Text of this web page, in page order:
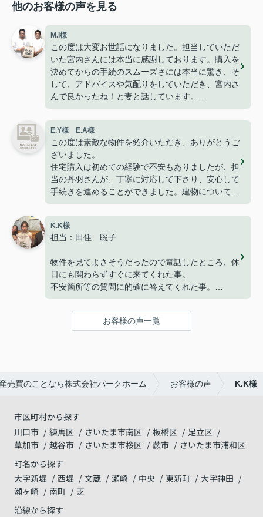
他のお客様の声を見る
M.I様
この度は大変お世話になりました。担当していただ
いた宮内さんには本当に感謝しております。購入を
決めてからの手続のスムーズさには本当に驚き、そ
して、アドバイスや気配りをしていただき、宮内さ
んで良かったね！と妻と話しています。
今は無事に引越しも終わり、快適に過ごせて楽しく
暮らせております。
こうして、なにもトラブルや問題も無くここまで家
探しが出来た事はパークホームさんのおかげだと思
っております。
ありがとうございました。
E.Y様 E.A様
この度は素敵な物件を紹介いただき、ありがとうご
ざいました。
住宅購入は初めての経験で不安もありましたが、担
当の丹羽さんが、丁寧に対応して下さり、安心して
手続きを進めることができました。建物についても
満足しており、家族で新しい生活を始めることを楽
しみにしています。
改めて、ありがとうございました。
K.K様
担当：田住 聡子
物件を見てよさそうだったので電話したところ、休
日にも関わらずすぐに来てくれた事。
不安箇所等の質問に的確に答えてくれた事。
仮契約の電子承認につまづいたが、代替手段で進め
てくれた事。
いずれも迅速な対応で助かりました。
お客様の声一覧
売買のことなら株式会社パークホーム お客様の声 K.K様
市区町村から探す
川口市
練馬区 さいたま市南区 板橋区
足立区
草加市
越谷市 さいたま市桜区 蕨市
さいたま市浦和区
町名から探す
大字新堀
西堀 文蔵 瀬崎 中央 東新町
大字神田
瀬ヶ崎
南町
芝
沿線から探す